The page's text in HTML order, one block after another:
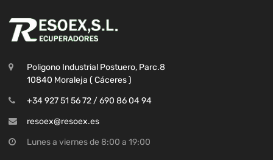
Poligono Industrial Postuero, Parc.8
10840 Moraleja ( Cáceres )
+34 927 51 56 72 / 690 86 04 94
resoex@resoex.es
Lunes a viernes de 8:00 a 19:00